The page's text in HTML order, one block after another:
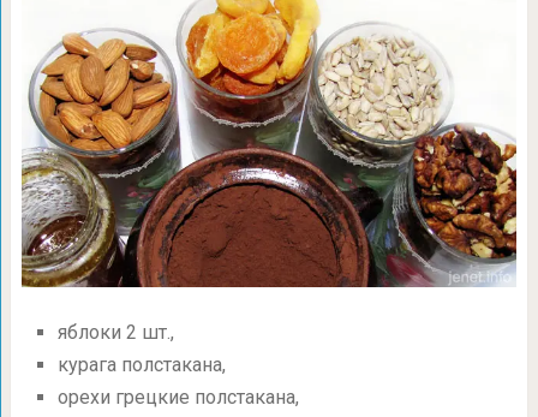
яблоки 2 шт.,
курага полстакана,
орехи грецкие полстакана,